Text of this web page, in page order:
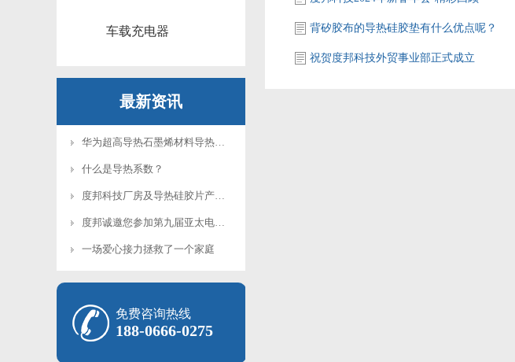
车载充电器
最新资讯
华为超高导热石墨烯材料导热系数创新高：2000W/m.K
什么是导热系数？
度邦科技厂房及导热硅胶片产线在次升级
度邦诚邀您参加第九届亚太电池展/储能展
一场爱心接力拯救了一个家庭
免费咨询热线
188-0666-0275
背矽胶布的导热硅胶垫有什么优点呢？
祝贺度邦科技外贸事业部正式成立